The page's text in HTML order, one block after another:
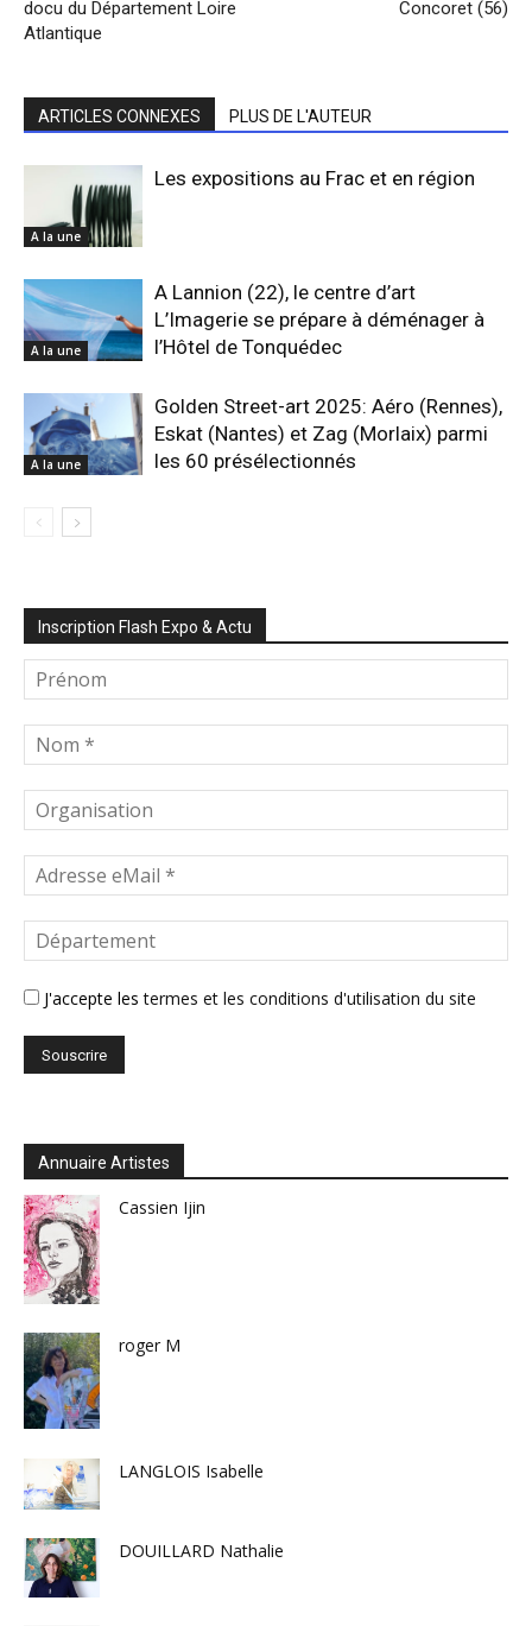
docu du Département Loire
Atlantique
Concoret (56)
ARTICLES CONNEXES PLUS DE L'AUTEUR
A la une
Les expositions au Frac et en région
A la une
A Lannion (22), le centre d’art
L’Imagerie se prépare à déménager à
l’Hôtel de Tonquédec
A la une
Golden Street-art 2025: Aéro (Rennes),
Eskat (Nantes) et Zag (Morlaix) parmi
les 60 présélectionnés
Inscription Flash Expo & Actu
J'accepte lestermes et les conditions d'utilisation du site
Annuaire Artistes
Cassien Ijin
roger M
LANGLOIS Isabelle
DOUILLARD Nathalie